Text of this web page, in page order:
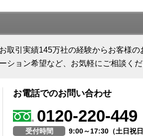
引実績145万社の経験からお客様の
ョン希望など、お気軽にご相談くだ
お電話でのお問い合わせ
0120-220-449
受付時間
9:00～17:30（土日祝